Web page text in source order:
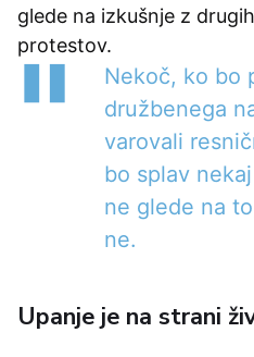
glede na izkušnje z
protestov.
Nekoč, ko bo
družbenega
varovali
bo splav
ne glede na
ne.
Upanje je na strani